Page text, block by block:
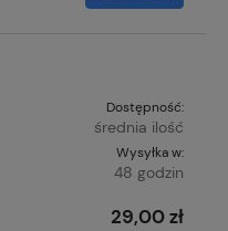
Dostępność:
średnia ilość
Wysyłka w:
48 godzin
29,00 zł